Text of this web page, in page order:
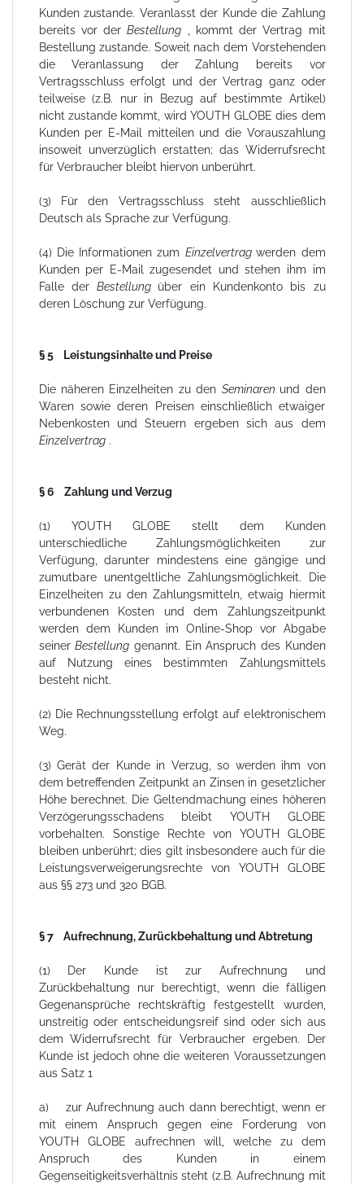
Kunden zustande. Veranlasst der Kunde die Zahlung
bereits vor derBestellung
, kommt der Vertrag mit
Bestellung zustande. Soweit nach dem Vorstehenden
die Veranlassung der Zahlung bereits vor
Vertragsschluss erfolgt und der Vertrag ganz oder
teilweise (z.B. nur in Bezug auf bestimmte Artikel)
nicht zustande kommt, wird YOUTH GLOBE dies dem
Kunden per E-Mail mitteilen und die Vorauszahlung
insoweit unverzüglich erstatten; das Widerrufsrecht
für Verbraucher bleibt hiervon unberührt.
(3) Für den Vertragsschluss steht ausschließlich
Deutsch als Sprache zur Verfügung.
(4) Die Informationen zum Einzelvertragwerden dem
Kunden per E-Mail zugesendet und stehen ihm im
Falle derBestellung über ein Kundenkonto bis zu
deren Löschung zur Verfügung.
§ 5 Leistungsinhalte und Preise
Die näheren Einzelheiten zu den Seminaren und den
Waren sowie deren Preisen einschließlich etwaiger
Nebenkosten und Steuern ergeben sich aus dem
Einzelvertrag .
§ 6 Zahlung und Verzug
(1) YOUTH GLOBE stellt dem Kunden
unterschiedliche Zahlungsmöglichkeiten zur
Verfügung, darunter mindestens eine gängige und
zumutbare unentgeltliche Zahlungsmöglichkeit. Die
Einzelheiten zu den Zahlungsmitteln, etwaig hiermit
verbundenen Kosten und dem Zahlungszeitpunkt
werden dem Kunden im Online-Shop vor Abgabe
seinerBestellung genannt. Ein Anspruch des Kunden
auf Nutzung eines bestimmten Zahlungsmittels
besteht nicht.
(2) Die Rechnungsstellung erfolgt auf elektronischem
Weg.
(3) Gerät der Kunde in Verzug, so werden ihm von
dem betreffenden Zeitpunkt an Zinsen in gesetzlicher
Höhe berechnet. Die Geltendmachung eines höheren
Verzögerungsschadens bleibt YOUTH GLOBE
vorbehalten. Sonstige Rechte von YOUTH GLOBE
bleiben unberührt; dies gilt insbesondere auch für die
Leistungsverweigerungsrechte von YOUTH GLOBE
aus §§ 273 und 320 BGB.
§ 7 Aufrechnung, Zurückbehaltung und Abtretung
(1) Der Kunde ist zur Aufrechnung und
Zurückbehaltung nur berechtigt, wenn die fälligen
Gegenansprüche rechtskräftig festgestellt wurden,
unstreitig oder entscheidungsreif sind oder sich aus
dem Widerrufsrecht für Verbraucher ergeben. Der
Kunde ist jedoch ohne die weiteren Voraussetzungen
aus Satz 1
a) zur Aufrechnung auch dann berechtigt, wenn er
mit einem Anspruch gegen eine Forderung von
YOUTH GLOBE aufrechnen will, welche zu dem
Anspruch des Kunden in einem
Gegenseitigkeitsverhältnis steht (z.B. Aufrechnung mit